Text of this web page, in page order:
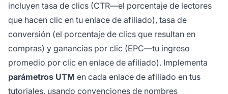
incluyen tasa de clics (CTR—el porcentaje de lectores
que hacen clic en tu enlace de afiliado), tasa de
conversión (el porcentaje de clics que resultan en
compras) y ganancias por clic (EPC—tu ingreso
promedio por clic en enlace de afiliado). Implementa
parámetros UTM en cada enlace de afiliado en tus
tutoriales, usando convenciones de nombres